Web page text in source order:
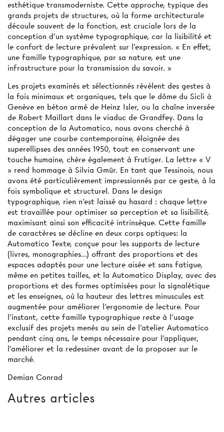
esthétique transmoderniste. Cette approche, typique des
grands projets de structures, où la forme architecturale
découle souvent de la fonction, est cruciale lors de la
conception d’un système typographique, car la lisibilité et
le confort de lecture prévalent sur l’expression. « En effet,
une famille typographique, par sa nature, est une
infrastructure pour la transmission du savoir. »
Les projets examinés et sélectionnés révèlent des gestes à
la fois minimaux et organiques, tels que le dôme du Sicli à
Genève en béton armé de Heinz Isler, ou la chaîne inversée
de Robert Maillart dans le viaduc de Grandfey. Dans la
conception de la Automatico, nous avons cherché à
dégager une courbe contemporaine, éloignée des
superellipses des années 1950, tout en conservant une
touche humaine, chère également à Frutiger. La lettre « V
» rend hommage à Silvia Gmür. En tant que Tessinois, nous
avons été particulièrement impressionnés par ce geste, à la
fois symbolique et structurel. Dans le design
typographique, rien n’est laissé au hasard : chaque lettre
est travaillée pour optimiser sa perception et sa lisibilité,
maximisant ainsi son efficacité intrinsèque. Cette famille
de caractères se décline en deux corps optiques: la
Automatico Texte, conçue pour les supports de lecture
(livres, monographies…) offrant des proportions et des
espaces adaptés pour une lecture aisée et sans fatigue,
même en petites tailles, et la Automatico Display, avec des
proportions et des formes optimisées pour la signalétique
et les enseignes, où la hauteur des lettres minuscules est
augmentée pour améliorer l’ergonomie de lecture. Pour
l’instant, cette famille typographique reste à l’usage
exclusif des projets menés au sein de l’atelier Automatico
pendant cinq ans, le temps nécessaire pour l’appliquer,
l’améliorer et la redessiner avant de la proposer sur le
marché.
Demian Conrad
Autres articles